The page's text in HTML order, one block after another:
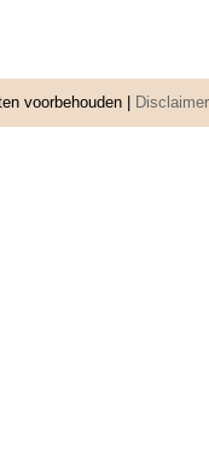
voorbehouden | Disclaimer